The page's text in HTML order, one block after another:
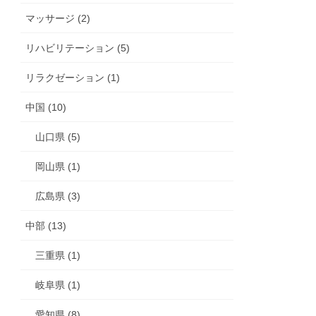
マッサージ (2)
リハビリテーション (5)
リラクゼーション (1)
中国 (10)
山口県 (5)
岡山県 (1)
広島県 (3)
中部 (13)
三重県 (1)
岐阜県 (1)